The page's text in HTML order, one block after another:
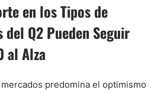
en los Tipos de
Q2 Pueden Seguir
al Alza
predomina el optimismo